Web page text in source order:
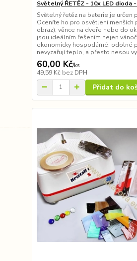
Světelný ŘETĚZ - 10x LED dioda
Světelný řetěz na baterie je určen
Oceníte ho pro osvětlení menších
obraz), věnce na dveře nebo do
jsou ideálním řešením nejen
ekonomicky hospodárné, odolné
nevyzařují teplo, a přesto nesou
60,00 Kč/ks
49,59 Kč bez DPH
Přidat do